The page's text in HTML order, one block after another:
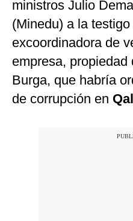
ministros Julio
(Minedu) a la
excoordinadora de
empresa,
Burga, que habría
de corrupción en